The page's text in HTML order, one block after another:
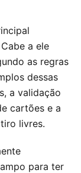
a ele
as regras
dessas
a validação
cartões e a
livres.
para ter